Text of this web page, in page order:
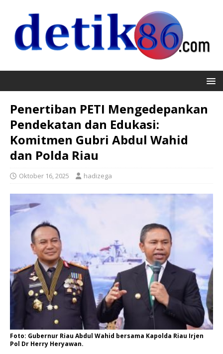
Penertiban PETI Mengedepankan
Pendekatan dan Edukasi:
Komitmen Gubri Abdul Wahid
dan Polda Riau
Oktober 16, 2025 hadizega
Foto: Gubernur Riau Abdul Wahid bersama Kapolda Riau Irjen
Pol Dr Herry Heryawan.